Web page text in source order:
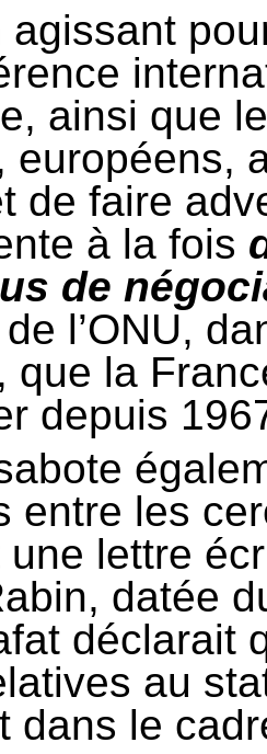
agissant
ainsi que
européens,
de faire
à la fois
de
l’ONU,
que la
depuis
entre les
lettre
datée
déclarait
au
dans le